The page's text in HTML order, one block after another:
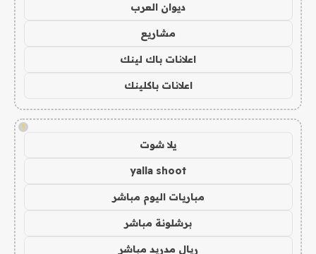
ديوان العرب
مشاريع
اعلانات باك لينك
اعلانات باكلينك
!
يلا شوت
yalla shoot
مباريات اليوم مباشر
برشلونة مباشر
ريال مدريد مباشر